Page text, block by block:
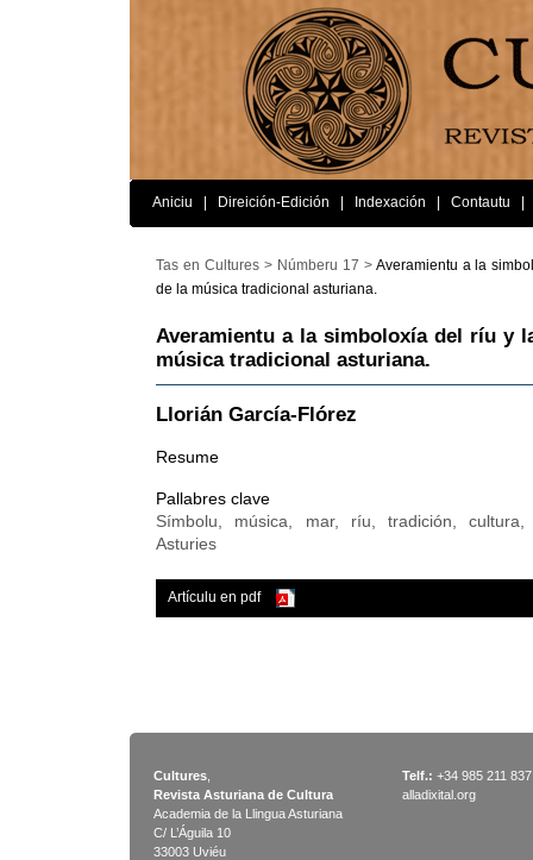
Aniciu Direición-Edición Indexación Contautu
Tas en Cultures > Númberu 17 >Averamientu a la
de la música tradicional asturiana.
Averamientu a la simboloxía del ríu y
música tradicional asturiana.
Llorián García-Flórez
Resume
Pallabres clave
Símbolu, música, mar, ríu, tradición, cultura,
Asturies
Artículu en pdf
Cultures
Revista Asturiana de Cultura
Academia de la Llingua Asturiana
C/ L’Águila 10
33003 Uviéu
Telf.: +34 985 211 837
alladixital.org